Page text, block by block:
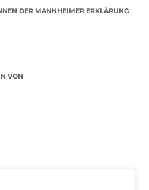
DER MANNHEIMER ERKLÄRUNG
VON